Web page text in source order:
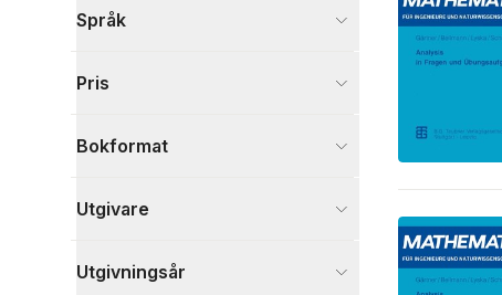
Visa fler
Språk
Pris
Bokformat
Utgivare
Utgivningsår